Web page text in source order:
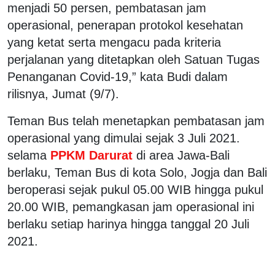
menjadi 50 persen, pembatasan jam
operasional, penerapan protokol kesehatan
yang ketat serta mengacu pada kriteria
perjalanan yang ditetapkan oleh Satuan Tugas
Penanganan Covid-19,” kata Budi dalam
rilisnya, Jumat (9/7).
Teman Bus telah menetapkan pembatasan jam
operasional yang dimulai sejak 3 Juli 2021.
selama PPKM Darurat di area Jawa-Bali
berlaku, Teman Bus di kota Solo, Jogja dan Bali
beroperasi sejak pukul 05.00 WIB hingga pukul
20.00 WIB, pemangkasan jam operasional ini
berlaku setiap harinya hingga tanggal 20 Juli
2021.